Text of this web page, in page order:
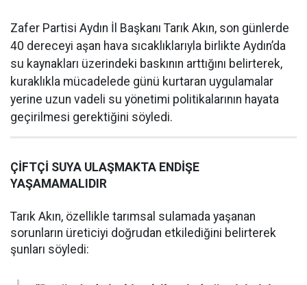
Zafer Partisi Aydın İl Başkanı Tarık Akın, son günlerde
40 dereceyi aşan hava sıcaklıklarıyla birlikte Aydın’da
su kaynakları üzerindeki baskının arttığını belirterek,
kuraklıkla mücadelede günü kurtaran uygulamalar
yerine uzun vadeli su yönetimi politikalarının hayata
geçirilmesi gerektiğini söyledi.
ÇİFTÇİ SUYA ULAŞMAKTA ENDİŞE
YAŞAMAMALIDIR
Tarık Akın, özellikle tarımsal sulamada yaşanan
sorunların üreticiyi doğrudan etkilediğini belirterek
şunları söyledi: